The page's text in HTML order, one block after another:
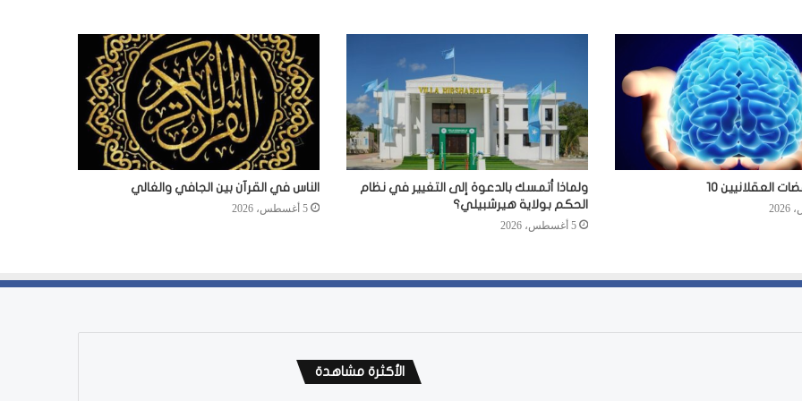
العقلانيين 10
ولماذا أتمسك بالدعوة إلى التغيير في نظام
الحكم بولاية هيرشبيلي؟
5 أغسطس، 2026
الناس في القرآن بين الجافي والغالي
5 أغسطس، 2026
الأكثرة مشاهدة